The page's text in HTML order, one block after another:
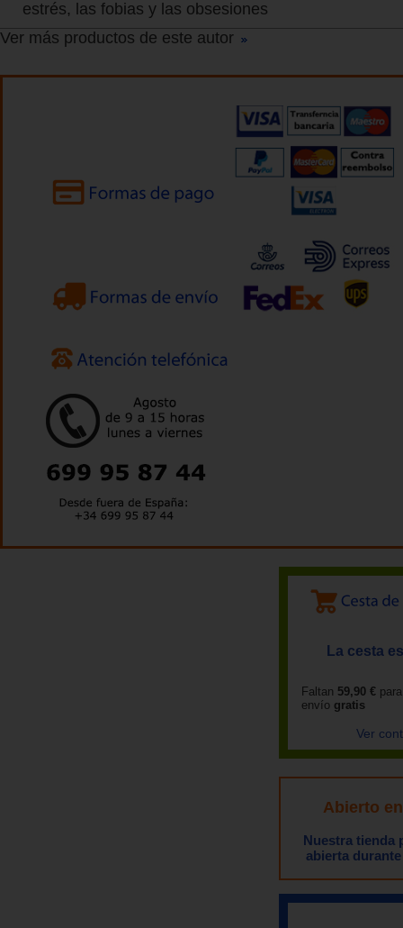
estrés, las fobias y las obsesiones
Ver más productos de este autor
La cesta
Faltan 59,90 €
envío gratis
Ver
Abierto
Nuestra tienda
abierta